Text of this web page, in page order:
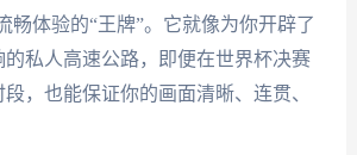
畅体验的“王牌”。它就像为你开辟了
私人高速公路，即便在世界杯决赛
，也能保证你的画面清晰、连贯、